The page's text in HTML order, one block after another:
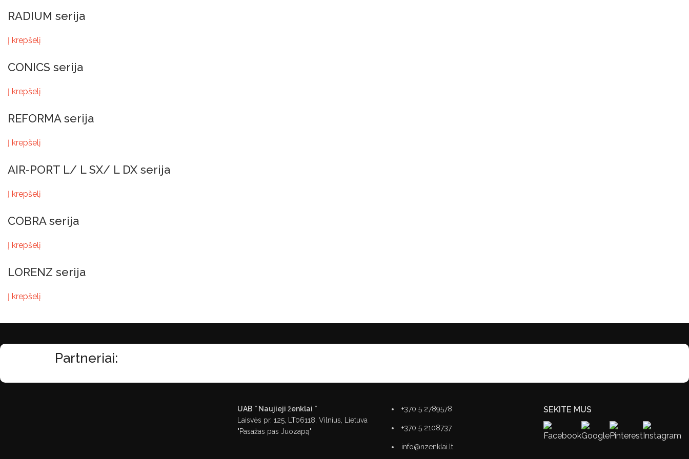
RADIUM serija
Į krepšelį
CONICS serija
Į krepšelį
REFORMA serija
Į krepšelį
AIR-PORT L/ L SX/ L DX serija
Į krepšelį
COBRA serija
Į krepšelį
LORENZ serija
Į krepšelį
Partneriai:
UAB " Naujieji ženklai "
Laisvės pr. 125, LT06118, Vilnius, Lietuva
"Pasažas pas Juozapą"
+370 5 2789578
+370 5 2108737
info@nzenklai.lt
SEKITE MUS